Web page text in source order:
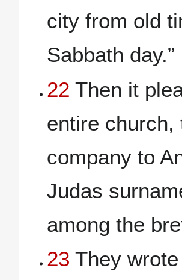
city from old
Sabbath day.”
22 Then it
entire church,
company to
Judas
among the
23 They